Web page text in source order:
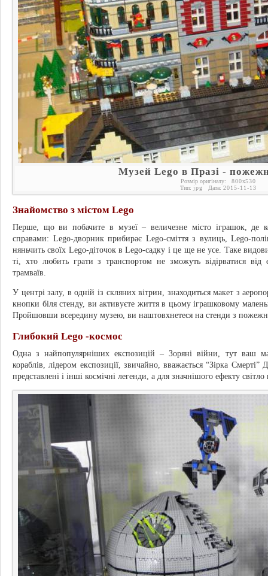
Музей Lego в Празі -
Розмір оригіналу: 800x530
Тип: jpg Дата: 2015-11-13
Знайомство з містом Lego
Перше, що ви побачите в музеї – величезне місто іграшок, де
справами: Lego-дворник прибирає Lego-сміття з вулиць, Lego-
няньчить своїх Lego-діточок в Lego-садку і це ще не усе. Таке
ті, хто любить грати з транспортом не зможуть відірватися від
трамваїв.
У центрі залу, в одній із скляних вітрин, знаходиться макет з
кнопки біля стенду, ви активуєте життя в цьому іграшковому
Пройшовши всередину музею, ви наштовхнетеся на стенди з
Глибокий Lego -космос
Одна з найпопулярніших експозицій – Зоряні війни, тут ваш
кораблів, лідером експозиції, звичайно, вважається “Зірка
представлені і інші космічні легенди, а для значнішого ефекту